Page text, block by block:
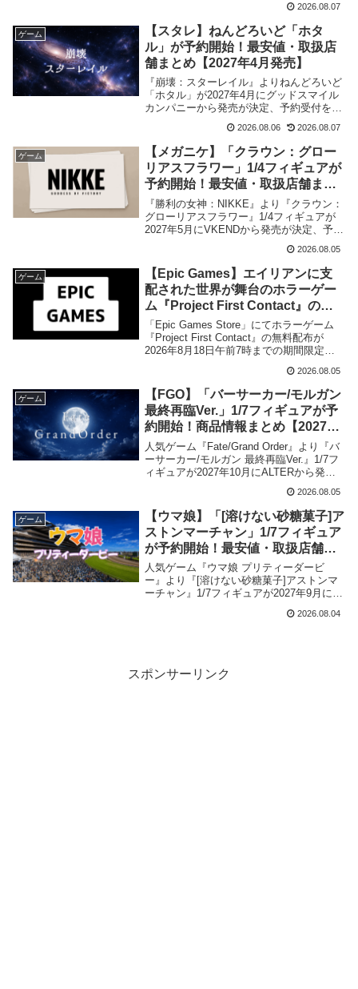
取扱店舗・最安値など商品情報をまとめま
した。
2026.08.07
ゲーム
【スタレ】ねんどろいど「ホタ
ル」が予約開始！最安値・取扱店
舗まとめ【2027年4月発売】
『崩壊：スターレイル』よりねんどろいど
「ホタル」が2027年4月にグッドスマイル
カンパニーから発売が決定、予約受付を開
始しました。当記事では取扱店舗・最安
値、購入特典など商品情報をまとめまし
た。
2026.08.06 2026.08.07
ゲーム
【メガニケ】「クラウン：グロー
リアスフラワー」1/4フィギュアが
予約開始！最安値・取扱店舗まと
め【2027年5月発売】
『勝利の女神：NIKKE』より『クラウン：
グローリアスフラワー』1/4フィギュアが
2027年5月にVKENDから発売が決定、予約
舗・最安値、購入特典など商品情報をまと
めました。
2026.08.05
ゲーム
【Epic Games】エイリアンに支
配された世界が舞台のホラーゲー
ム『Project First Contact』の無
料配布が2026年8月18日午前7時ま
での期間限定で開始
「Epic Games Store」にてホラーゲーム
『Project First Contact』の無料配布が
2026年8月18日午前7時までの期間限定で
2026.08.05
ゲーム
【FGO】「バーサーカー/モルガン
最終再臨Ver.」1/7フィギュアが予
約開始！商品情報まとめ【2027年
10月発売】
人気ゲーム『Fate/Grand Order』より『バ
ーサーカー/モルガン 最終再臨Ver.』1/7フ
ィギュアが2027年10月にALTERから発売
では商品情報をまとめました。
2026.08.05
ゲーム
【ウマ娘】「[溶けない砂糖菓子]ア
ストンマーチャン」1/7フィギュア
が予約開始！最安値・取扱店舗ま
とめ【2027年9月発売】
人気ゲーム『ウマ娘 プリティーダービ
ー』より『[溶けない砂糖菓子]アストンマ
ーチャン』1/7フィギュアが2027年9月にグ
予約受付を開始しました。当記事では取扱
2026.08.04
スポンサーリンク